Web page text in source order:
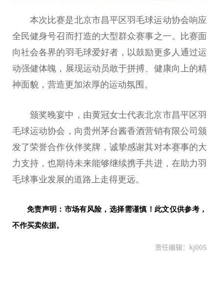
本次比赛是北京市昌平 区羽毛球运动协会响应
全民健身号召而打造的大型群众赛事之一。比赛面
向社会各界的羽毛球爱好者，以鼓励更多人通过运
动强健体魄，展现运动员敢于拼搏、健康向上的精
神面貌，营造更加浓厚的运动氛围。
颁奖晚宴中，由黄冠女士代表北京市昌平区羽
毛球运动协会 ，向贵州茅台酱香酒营销有限公司颁
发了荣誉合作伙伴奖牌，诚挚感谢其对本赛事的大
力支持，也期待未来能够继续携手共进，在助力羽
毛球事业发展的道路上走得更远。
免责声明：市场有风险，选择需谨慎！此文仅供参考，
不作买卖依据。
责任编辑：kj005